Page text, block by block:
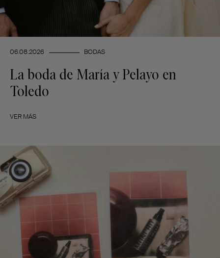
06.08.2026 BODAS
La boda de María y Pelayo en
Toledo
VER MÁS